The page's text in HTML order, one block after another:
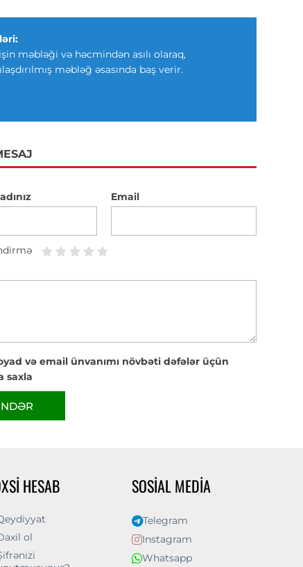
məbləği və həcmindən asılı olaraq,
məbləğ əsasında baş verir.
Email
və email ünvanımı növbəti dəfələr üçün
saxla
HESAB
ol
SOSIAL MEDIA
Telegram
Instagram
Whatsapp